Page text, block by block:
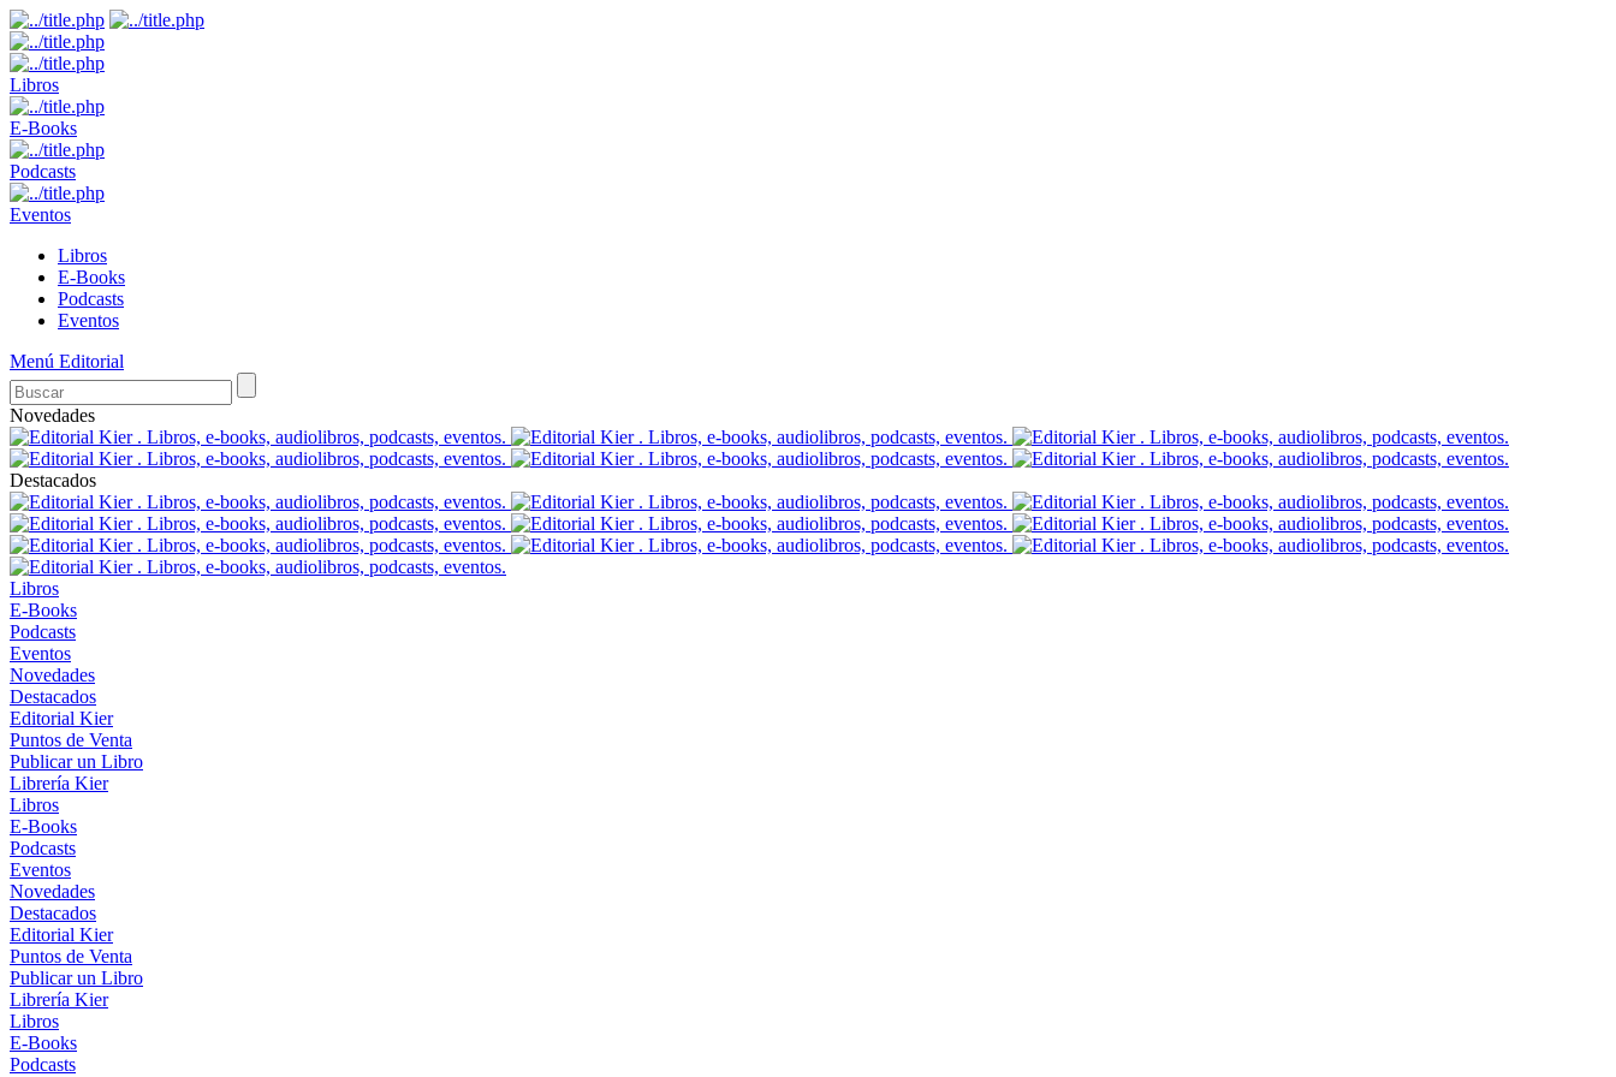
Libros
E-Books
Podcasts
Eventos
Libros
E-Books
Podcasts
Eventos
Menú Editorial
Novedades
Destacados
Libros
E-Books
Podcasts
Eventos
Novedades
Destacados
Editorial Kier
Puntos de Venta
Publicar un Libro
Librería Kier
Libros
E-Books
Podcasts
Eventos
Novedades
Destacados
Editorial Kier
Puntos de Venta
Publicar un Libro
Librería Kier
Libros
E-Books
Podcasts